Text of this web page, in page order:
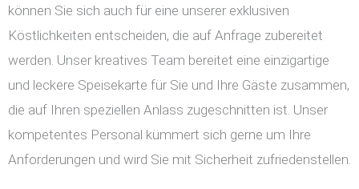
können Sie sich auch für eine unserer exklusiven
Köstlichkeiten entscheiden, die auf Anfrage zubereitet
werden. Unser kreatives Team bereitet eine einzigartige
und leckere Speisekarte für Sie und Ihre Gäste zusammen,
die auf Ihren speziellen Anlass zugeschnitten ist. Unser
kompetentes Personal kümmert sich gerne um Ihre
Anforderungen und wird Sie mit Sicherheit zufriedenstellen.